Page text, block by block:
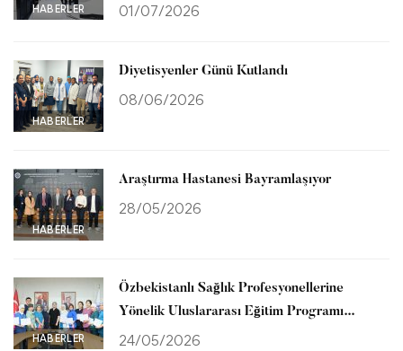
HABERLER 01/07/2026
HABERLER
Diyetisyenler Günü Kutlandı
08/06/2026
HABERLER
Araştırma Hastanesi Bayramlaşıyor
28/05/2026
HABERLER
Özbekistanlı Sağlık Profesyonellerine
Yönelik Uluslararası Eğitim Programı
Tamamlandı
24/05/2026